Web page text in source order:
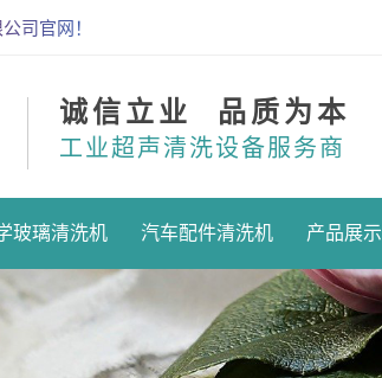
司官网！
诚信立业 品质为本
工业超声清洗设备服务商
玻璃清洗机 汽车配件清洗机 产品展示